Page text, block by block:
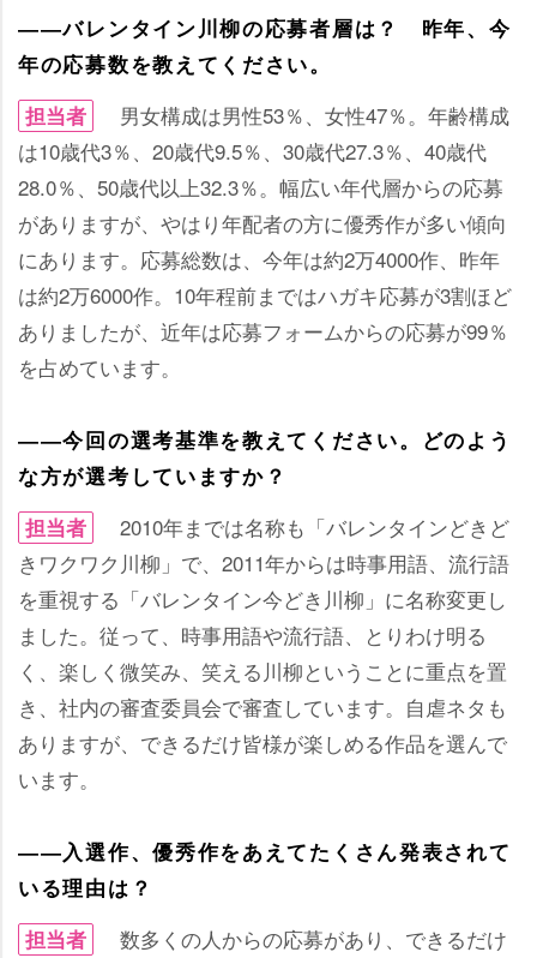
――バレンタイン川柳の応募者層は？ 昨年、今
年の応募数を教えてください。
担当者
男女構成は男性53％、女性47％。年齢構成
は10歳代3％、20歳代9.5％、30歳代27.3％、40歳代
28.0％、50歳代以上32.3％。幅広い年代層からの応募
がありますが、やはり年配者の方に優秀作が多い傾向
にあります。応募総数は、今年は約2万4000作、昨年
は約2万6000作。10年程前まではハガキ応募が3割ほど
ありましたが、近年は応募フォームからの応募が99％
を占めています。
――今回の選考基準を教えてください。どのよう
な方が選考していますか？
担当者
2010年までは名称も「バレンタインどきど
きワクワク川柳」で、2011年からは時事用語、流行語
を重視する「バレンタイン今どき川柳」に名称変更し
ました。従って、時事用語や流行語、とりわけ明る
く、楽しく微笑み、笑える川柳ということに重点を置
き、社内の審査委員会で審査しています。自虐ネタも
ありますが、できるだけ皆様が楽しめる作品を選んで
います。
――入選作、優秀作をあえてたくさん発表されて
いる理由は？
担当者
数多くの人からの応募があり、できるだけ